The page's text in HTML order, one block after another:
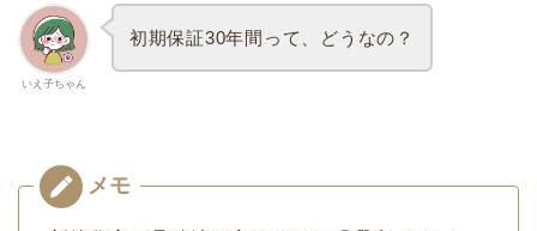
いえ子ちゃん
初期保証30年間って、どうなの？